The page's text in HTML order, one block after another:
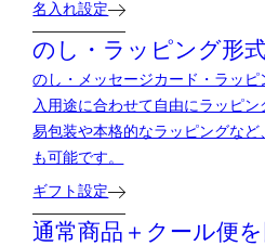
名入れ設定
のし・ラッピング形
のし・メッセージカード・ラッ
入用途に合わせて自由にラッピ
易包装や本格的なラッピングな
も可能です。
ギフト設定
通常商品＋クール便を